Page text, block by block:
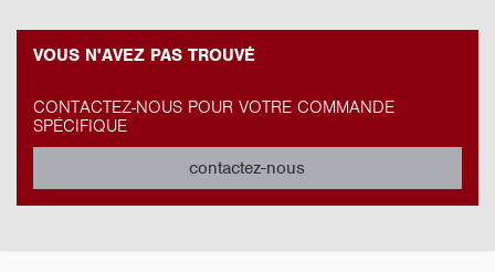
VOUS N'AVEZ PAS TROUVÉ
CONTACTEZ-NOUS POUR VOTRE COMMANDE
SPÉCIFIQUE
contactez-nous